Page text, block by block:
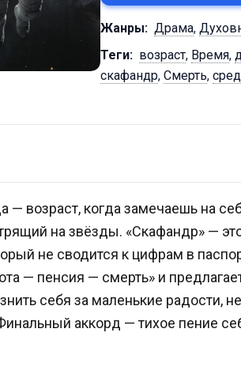
Жанры: Драма,
Теги: возраст, Время,
скафандр, Смерть,
— возраст, когда замечаешь на
на звёзды. «Скафандр» —
не сводится к цифрам в
— пенсия — смерть» и
себя за маленькие радости,
аккорд — тихое пение